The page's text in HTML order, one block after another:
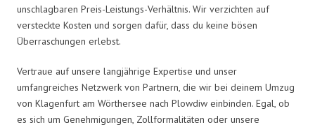
unschlagbaren Preis-Leistungs-Verhältnis. Wir verzichten auf
versteckte Kosten und sorgen dafür, dass du keine bösen
Überraschungen erlebst.
Vertraue auf unsere langjährige Expertise und unser
umfangreiches Netzwerk von Partnern, die wir bei deinem Umzug
von Klagenfurt am Wörthersee nach Plowdiw einbinden. Egal, ob
es sich um Genehmigungen, Zollformalitäten oder unsere